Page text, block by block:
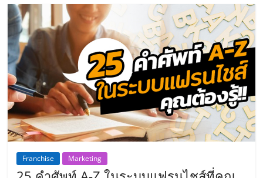
ไชส์,
ที่
ปรึกษา
แฟ
รน
Franchise Marketing